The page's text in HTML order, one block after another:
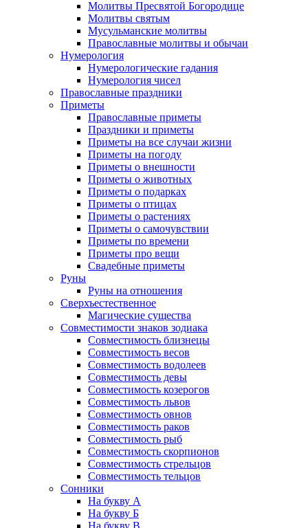
Молитвы Пресвятой Богородице
Молитвы святым
Мусульманские молитвы
Православные молитвы и обычаи
Нумерология
Нумерологические гадания
Нумерология чисел
Православные праздники
Приметы
Православные приметы
Праздники и приметы
Приметы на все случаи жизни
Приметы на погоду
Приметы о внешности
Приметы о животных
Приметы о подарках
Приметы о птицах
Приметы о растениях
Приметы о самочувствии
Приметы по времени
Приметы про вещи
Свадебные приметы
Руны
Руны на отношения
Сверхъестественное
Магические существа
Совместимости знаков зодиака
Совместимость близнецы
Совместимость весов
Совместимость водолеев
Совместимость девы
Совместимость козерогов
Совместимость львов
Совместимость овнов
Совместимость раков
Совместимость рыб
Совместимость скорпионов
Совместимость стрельцов
Совместимость тельцов
Сонники
На букву А
На букву Б
На букву В